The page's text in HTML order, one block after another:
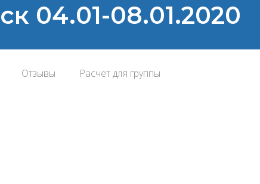
04.01-08.01.2020
Отзывы Расчет для группы